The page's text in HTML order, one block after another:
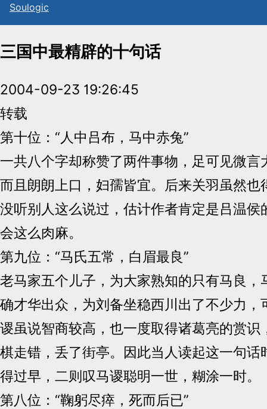
Soulogic
三国中最精辟的十句话
2004-09-23 19:26:45
转载
第十位：“人中吕布，马中赤兔”
一共八个字却称赞了两件事物，足可见微言
而且朗朗上口，妇孺皆宜。后来关羽虽然也
没听别人这么说过，估计作者肯定是吕温侯
会这么肉麻。
第九位：“马氏五常，白眉最良”
老马家五个儿子，为大家熟知的只有马良，
确才华出众，为刘备坐稳西川出了不少力，
谡虽说智商较高，也一度取得诸葛亮的赏识
棋走错，丢了街亭。因此当人读起这一句话
得过早，二则叹马谡聪明一世，糊涂一时。
第八位：“鞠躬尽瘁，死而后已”